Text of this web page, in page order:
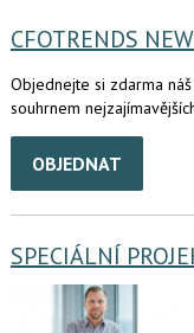
CFOTRENDS
Objednejte si zdarma
souhrnem
OBJEDNAT
SPECIÁLNÍ